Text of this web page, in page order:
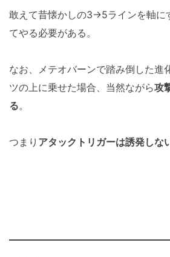
敢えて昔懐かしの3→5ラインを軸に
てやる必要がある。
なお、メテオバーンで踏み倒した進
ツの上に乗せた場合、当然ながら攻
る。
つまり アタックトリガーは誘発しな